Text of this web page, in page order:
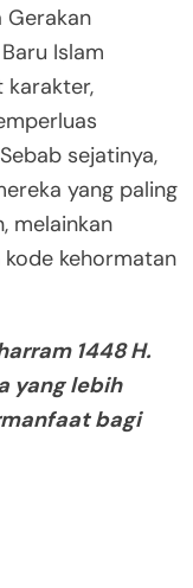
Gerakan
Islam
karakter,
sejatinya,
yang paling
melainkan
kehormatan
1448 H.
yang lebih
bagi